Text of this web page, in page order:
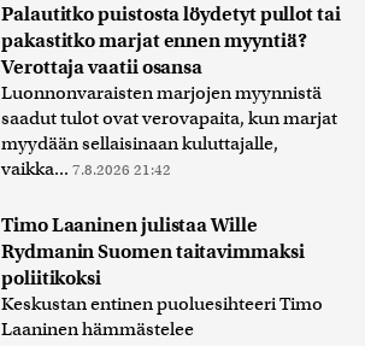
Palautitko puistosta löydetyt pullot tai
pakastitko marjat ennen myyntiä?
Verottaja vaatii osansa
Luonnonvaraisten marjojen myynnistä
saadut tulot ovat verovapaita, kun marjat
myydään sellaisinaan kuluttajalle,
vaikka... 7.8.2026 21:42
Timo Laaninen julistaa Wille
Rydmanin Suomen taitavimmaksi
poliitikoksi
Keskustan entinen puoluesihteeri Timo
Laaninen hämmästelee